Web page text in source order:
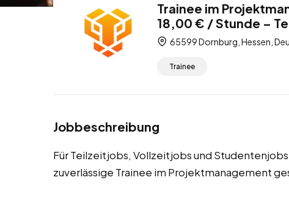
Trainee im
18,00 € / Stunde –
65599 Dornburg, Hessen,
Trainee
Jobbeschreibung
Für Teilzeitjobs, Vollzeitjobs und
zuverlässige Trainee im Projektmanagement